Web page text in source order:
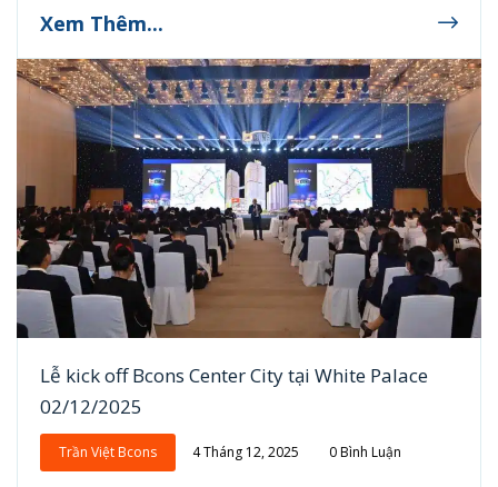
Xem Thêm...
Lễ kick off Bcons Center City tại White Palace
02/12/2025
Trần Việt Bcons 4 Tháng 12, 2025 0 Bình Luận